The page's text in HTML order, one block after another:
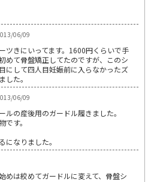
06/09
ツきにいってます。1600円くらいで手
めて骨盤矯正してたのですが、このシ
にして四人目妊娠前に入らなかったズ
した。
06/09
ルの産後用のガードル履きました。
す。
になりました。
めは絞めてガードルに変えて、骨盤シ